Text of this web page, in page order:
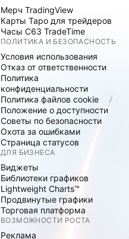
Мерч TradingView
Карты Таро для трейдеров
Часы C63 TradeTime
ПОЛИТИКА И БЕЗОПАСНОСТЬ
Условия использования
Отказ от ответственности
Политика
конфиденциальности
Политика файлов cookie
Положение о доступности
Советы по безопасности
Охота за ошибками
Страница статусов
ДЛЯ БИЗНЕСА
Виджеты
Библиотеки графиков
Lightweight Charts™
Продвинутые графики
Торговая платформа
ВОЗМОЖНОСТИ РОСТА
Реклама